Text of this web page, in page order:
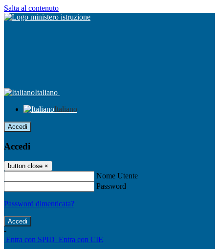
Salta al contenuto
Italiano
Italiano
Accedi
Accedi
button close ×
Nome Utente
Password
Password dimenticata?
-
Entra con SPID Entra con CIE